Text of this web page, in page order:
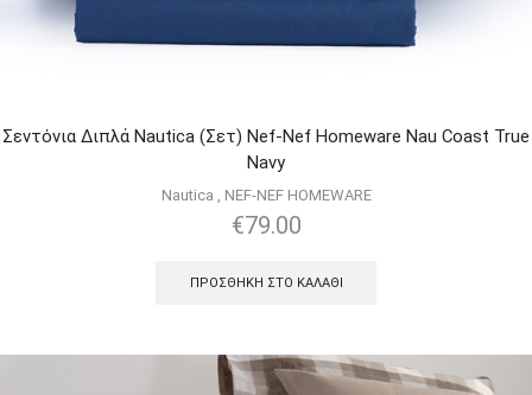
Σεντόνια Διπλά Nautica (Σετ) Nef-Nef Homeware Nau Coast True
Navy
Nautica , NEF-NEF HOMEWARE
€79.00
ΠΡΟΣΘΉΚΗ ΣΤΟ ΚΑΛΆΘΙ